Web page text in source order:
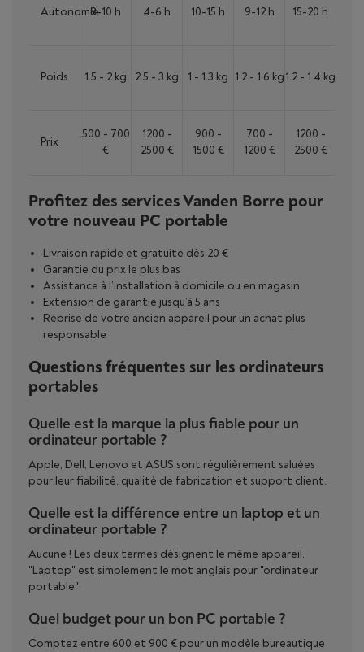
Autonomie8-10 h 4-6 h 10-15 h 9-12 h 15-20 h
Poids 1.5 - 2 kg 2.5 - 3 kg 1 - 1.3 kg 1.2 - 1.6 kg1.2 - 1.4 kg
Prix
500 - 700
€
1200 -
2500 €
900 -
1500 €
700 -
1200 €
1200 -
2500 €
Profitez des services Vanden Borre pour
votre nouveau PC portable
Livraison rapide et gratuite dès 20 €
Garantie du prix le plus bas
Assistance à l’installation à domicile ou en magasin
Extension de garantie jusqu’à 5 ans
Reprise de votre ancien appareil pour un achat plus
responsable
Questions fréquentes sur les ordinateurs
portables
Quelle est la marque la plus fiable pour un
ordinateur portable ?
Apple, Dell, Lenovo et ASUS sont régulièrement saluées
pour leur fiabilité, qualité de fabrication et support client.
Quelle est la différence entre un laptop et un
ordinateur portable ?
Aucune ! Les deux termes désignent le même appareil.
"Laptop" est simplement le mot anglais pour "ordinateur
portable".
Quel budget pour un bon PC portable ?
Comptez entre 600 et 900 € pour un modèle bureautique